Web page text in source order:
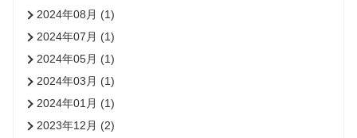
2024年08月 (1)
2024年07月 (1)
2024年05月 (1)
2024年03月 (1)
2024年01月 (1)
2023年12月 (2)